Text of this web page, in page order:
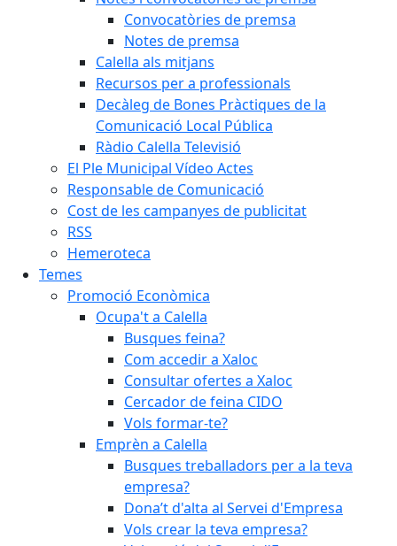
Convocatòries de premsa
Notes de premsa
Calella als mitjans
Recursos per a professionals
Decàleg de Bones Pràctiques de la
Comunicació Local Pública
Ràdio Calella Televisió
El Ple Municipal Vídeo Actes
Responsable de Comunicació
Cost de les campanyes de publicitat
RSS
Hemeroteca
Temes
Promoció Econòmica
Ocupa't a Calella
Busques feina?
Com accedir a Xaloc
Consultar ofertes a Xaloc
Cercador de feina CIDO
Vols formar-te?
Emprèn a Calella
Busques treballadors per a la teva
empresa?
Dona’t d'alta al Servei d'Empresa
Vols crear la teva empresa?